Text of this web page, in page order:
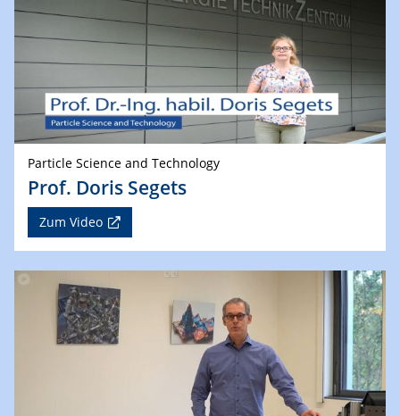
Particle Science and Technology
Prof. Doris Segets
Zum Video